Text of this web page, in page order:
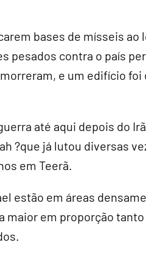
bases de mísseis ao
pesados contra o país
e um edifício
até aqui depois do
?que já lutou diversas
em Teerã.
estão em áreas
maior em proporção